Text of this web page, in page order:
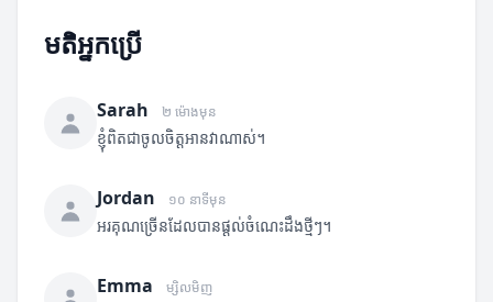
មតិអ្នកប្រើ
Sarah ២ ម៉ោងមុន
ខ្ញុំពិតជាចូលចិត្តអានវាណាស់។
Jordan ១០ នាទីមុន
អរគុណច្រើនដែលបានផ្តល់ចំណេះដឹងថ្មីៗ។
Emma ម្សិលមិញ